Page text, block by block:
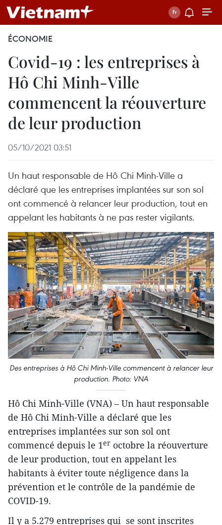
ÉCONOMIE
Covid-19 : les entreprises à
Hô Chi Minh-Ville
commencent la réouverture
de leur production
05/10/2021 03:51
Un haut responsable de Hô Chi Minh-Ville a
déclaré que les entreprises implantées sur son sol
ont commencé à relancer leur production, tout en
appelant les habitants à ne pas rester vigilants.
Des entreprises à Hô Chi Minh-Ville commencent à relancer leur
production. Photo: VNA
Hô Chi Minh-Ville (VNA) – Un haut responsable
de Hô Chi Minh-Ville a déclaré que les
entreprises implantées sur son sol ont
commencé depuis le 1er octobre la réouverture
de leur production, tout en appelant les
habitants à éviter toute négligence dans la
prévention et le contrôle de la pandémie de
COVID-19.
Il y a 5.279 entreprises qui se sont inscrites